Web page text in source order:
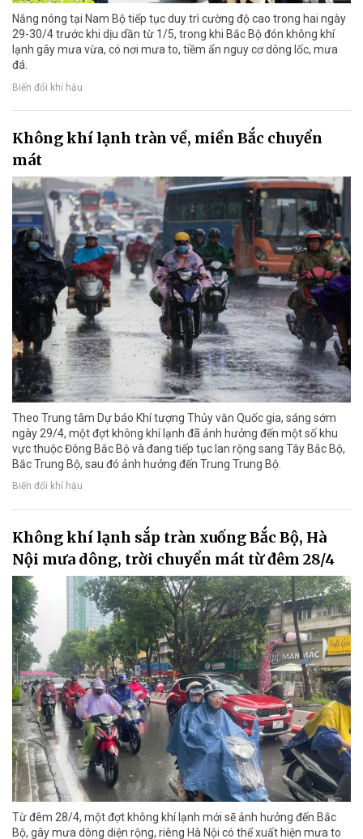
Nắng nóng tại Nam Bộ tiếp tục duy trì cường độ cao trong hai ngày
29-30/4 trước khi dịu dần từ 1/5, trong khi Bắc Bộ đón không khí
lạnh gây mưa vừa, có nơi mưa to, tiềm ẩn nguy cơ dông lốc, mưa
đá.
Biến đổi khí hậu
Không khí lạnh tràn về, miền Bắc chuyển
mát
Theo Trung tâm Dự báo Khí tượng Thủy văn Quốc gia, sáng sớm
ngày 29/4, một đợt không khí lạnh đã ảnh hưởng đến một số khu
vực thuộc Đông Bắc Bộ và đang tiếp tục lan rộng sang Tây Bắc Bộ,
Bắc Trung Bộ, sau đó ảnh hưởng đến Trung Trung Bộ.
Biến đổi khí hậu
Không khí lạnh sắp tràn xuống Bắc Bộ, Hà
Nội mưa dông, trời chuyển mát từ đêm 28/4
Từ đêm 28/4, một đợt không khí lạnh mới sẽ ảnh hưởng đến Bắc
Bộ, gây mưa dông diện rộng, riêng Hà Nội có thể xuất hiện mưa to